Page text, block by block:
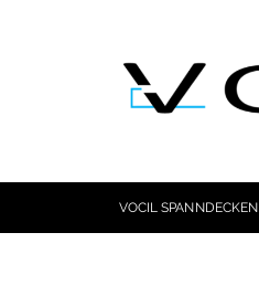
VOCIL SPANNDECKEN